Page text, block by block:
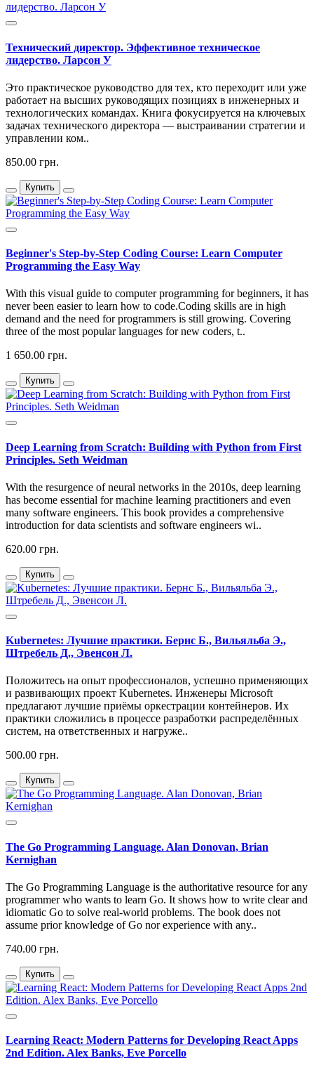
Технический директор. Эффективное техническое
лидерство. Ларсон У
Это практическое руководство для тех, кто переходит или уже
работает на высших руководящих позициях в инженерных и
технологических командах. Книга фокусируется на ключевых
задачах технического директора — выстраивании стратегии и
управлении ком..
850.00 грн.
Купить
Beginner's Step-by-Step Coding Course: Learn Computer
Programming the Easy Way
With this visual guide to computer programming for beginners, it has
never been easier to learn how to code.Coding skills are in high
demand and the need for programmers is still growing. Covering
three of the most popular languages for new coders, t..
1 650.00 грн.
Купить
Deep Learning from Scratch: Building with Python from First
Principles. Seth Weidman
With the resurgence of neural networks in the 2010s, deep learning
has become essential for machine learning practitioners and even
many software engineers. This book provides a comprehensive
introduction for data scientists and software engineers wi..
620.00 грн.
Купить
Kubernetes: Лучшие практики. Бернс Б., Вильяльба Э.,
Штребель Д., Эвенсон Л.
Положитесь на опыт профессионалов, успешно применяющих
и развивающих проект Kubernetes. Инженеры Microsoft
предлагают лучшие приёмы оркестрации контейнеров. Их
практики сложились в процессе разработки распределённых
систем, на ответственных и нагруже..
500.00 грн.
Купить
The Go Programming Language. Alan Donovan, Brian
Kernighan
The Go Programming Language is the authoritative resource for any
programmer who wants to learn Go. It shows how to write clear and
idiomatic Go to solve real-world problems. The book does not
assume prior knowledge of Go nor experience with any..
740.00 грн.
Купить
Learning React: Modern Patterns for Developing React Apps
2nd Edition. Alex Banks, Eve Porcello